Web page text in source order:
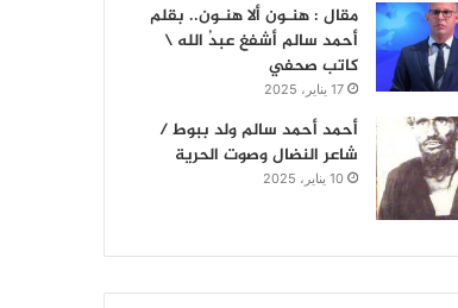
مقال : هنـون ألا هنـون.. بقلم
أحمد سالم أشفغ عبدُ الله \
كاتب صحفي
17 يناير، 2025
أحمد أحمد سالم ولد ببوط /
شاعر النضال وصوت الحرية
10 يناير، 2025